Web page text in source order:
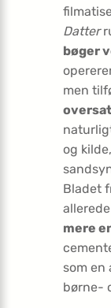
Datter
bøger
men
og
Bladet
mere
som en
børne-